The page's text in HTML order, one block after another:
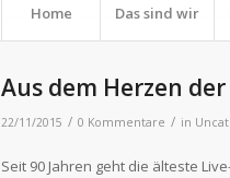
Home Das sind wir
Aus dem Herzen
22/11/2015 / 0 Kommentare / in
Seit 90 Jahren geht die älteste